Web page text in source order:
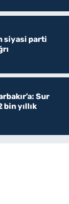
siyasi parti
Sur
bin yıllık